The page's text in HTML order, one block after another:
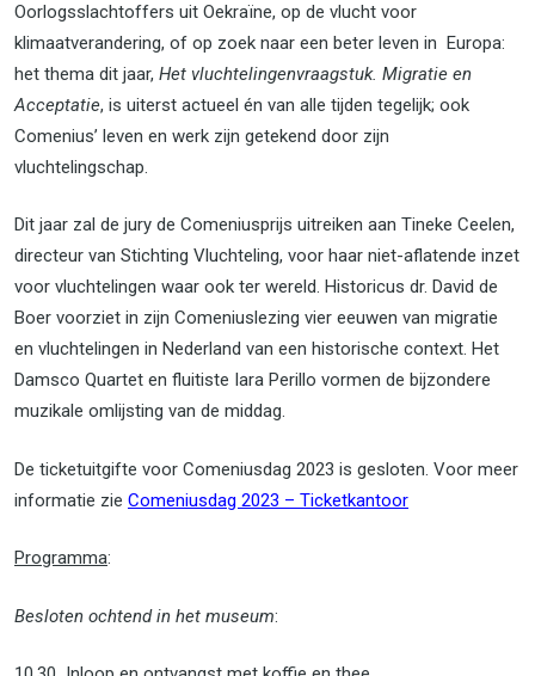
Oorlogsslachtoffers uit Oekraïne, op de vlucht voor
klimaatverandering, of op zoek naar een beter leven in Europa:
het thema dit jaar, Het vluchtelingenvraagstuk. Migratie en
Acceptatie, is uiterst actueel én van alle tijden tegelijk; ook
Comenius’ leven en werk zijn getekend door zijn
vluchtelingschap.
Dit jaar zal de jury de Comeniusprijs uitreiken aan Tineke Ceelen,
directeur van Stichting Vluchteling, voor haar niet-aflatende inzet
voor vluchtelingen waar ook ter wereld. Historicus dr. David de
Boer voorziet in zijn Comeniuslezing vier eeuwen van migratie
en vluchtelingen in Nederland van een historische context. Het
Damsco Quartet en fluitiste Iara Perillo vormen de bijzondere
muzikale omlijsting van de middag.
De ticketuitgifte voor Comeniusdag 2023 is gesloten. Voor meer
informatie zie Comeniusdag 2023 – Ticketkantoor
Programma:
Besloten ochtend in het museum: